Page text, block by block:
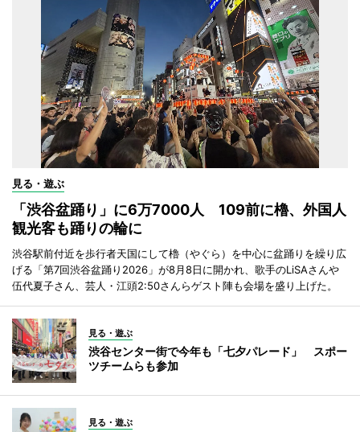
見る・遊ぶ
「渋谷盆踊り」に6万7000人 109前に櫓、外国人
観光客も踊りの輪に
渋谷駅前付近を歩行者天国にして櫓（やぐら）を中心に盆踊りを繰り広
げる「第7回渋谷盆踊り2026」が8月8日に開かれ、歌手のLiSAさんや
伍代夏子さん、芸人・江頭2:50さんらゲスト陣も会場を盛り上げた。
見る・遊ぶ
渋谷センター街で今年も「七夕パレード」 スポー
ツチームらも参加
見る・遊ぶ